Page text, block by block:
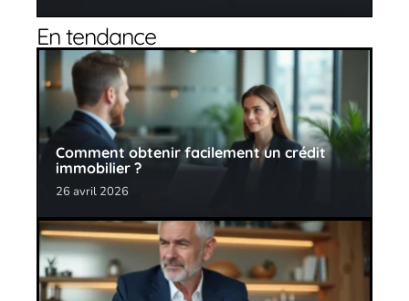
En tendance
Comment obtenir facilement un crédit
immobilier ?
26 avril 2026